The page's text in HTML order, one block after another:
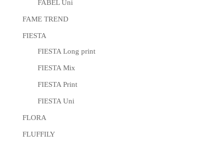
FABEL Uni
FAME TREND
FIESTA
FIESTA Long print
FIESTA Mix
FIESTA Print
FIESTA Uni
FLORA
FLUFFILY